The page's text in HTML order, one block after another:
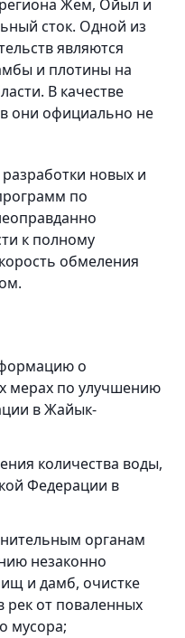
региона Жем, Ойыл и
сток. Одной из
являются
и плотины на
В качестве
они официально не
новых и
по
к полному
обмеления
о
мерах по улучшению
в Жайык-
количества воды,
Федерации в
органам
незаконно
и дамб, очистке
рек от поваленных
мусора;